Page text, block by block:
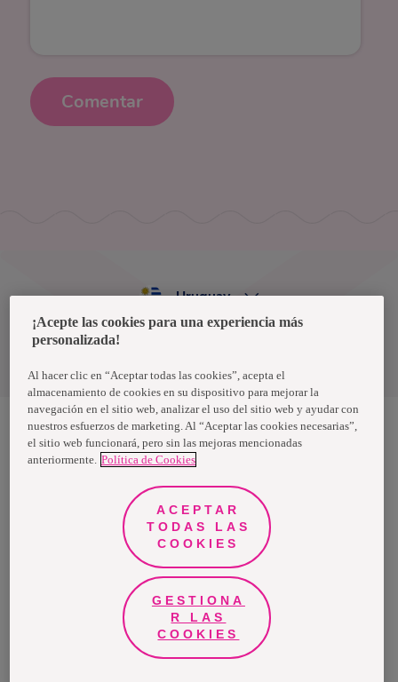
Comentar
Política de privacidad de datos
Uruguay
Nosotras, una marca de Essity - una compañía global líder en
higiene y salud. Cada día, mil millones de personas, en todo el
propósito es romper barreras por el bienestar en beneficio de
consumidores, pacientes, cuidadores, clientes y la sociedad en
general. Vendemos en aproximadamente 150 países bajo las
principales marcas globales TENA y Tork, así como otras marcas
como Actimove, Cutimed, JOBST, Knix, Leukoplast, Libero, Libresse,
Lotus, Modibodi, Nosotras, Saba, Tempo, TOM Organic y Zewa. En
2024, Essity tuvo ventas de aproximadamente 13 mil millones de
euros y empleó a 36,000 personas. La sede de la compañía está
ubicada en Estocolmo, Suecia, y Essity cotiza en Nasdaq Estocolmo.
Más información enwww.essity.com.
¡Acepte las cookies para una experiencia más
personalizada!
Al hacer clic en “Aceptar todas las cookies”, acepta el
almacenamiento de cookies en su dispositivo para mejorar la
navegación en el sitio web, analizar el uso del sitio web y ayudar con
nuestros esfuerzos de marketing. Al “Aceptar las cookies necesarias”,
el sitio web funcionará, pero sin las mejoras mencionadas
anteriormente. Política de Cookies
ACEPTAR
TODAS LAS
COOKIES
GESTIONA
R LAS
COOKIES